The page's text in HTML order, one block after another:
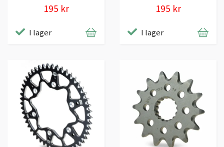
195 kr
I lager
195 kr
I lager